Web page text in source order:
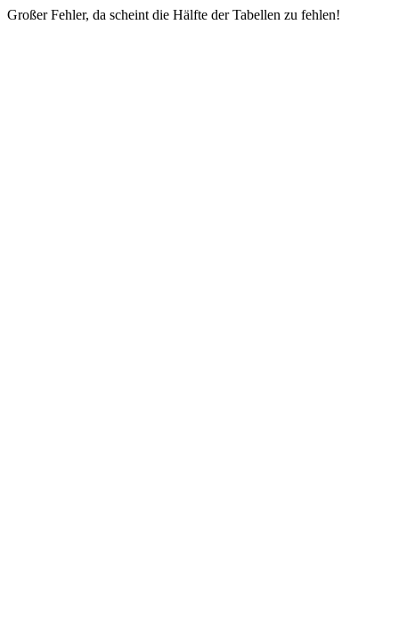
Großer Fehler, da scheint die Hälfte der Tabellen zu fehlen!